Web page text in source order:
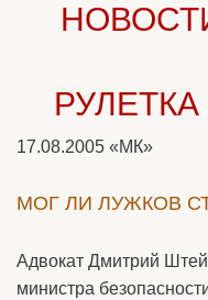
17.08.2005 «МК»
МОГ ЛИ ЛУЖКОВ
Адвокат Дмитрий
министра